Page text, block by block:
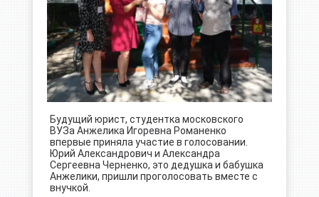
Будущий юрист, студентка московского
ВУЗа Анжелика Игоревна Романенко
впервые приняла участие в голосовании.
Юрий Александрович и Александра
Сергеевна Черненко, это дедушка и бабушка
Анжелики, пришли проголосовать вместе с
внучкой.